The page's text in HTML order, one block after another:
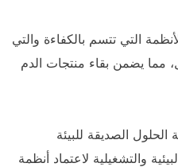
التي تتسم بالكفاءة والتي
مما يضمن بقاء منتجات الدم
الصديقة للبيئة
والتشغيلية لاعتماد أنظمة